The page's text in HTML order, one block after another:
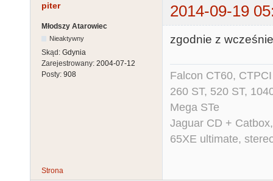
piter 2014-09-19
Młodszy Atarowiec
Nieaktywny
Skąd: Gdynia
Zarejestrowany: 2004-07-12
Posty: 908
zgodnie z
Falcon CT60,
260 ST, 520 ST,
Mega STe
Jaguar CD +
65XE ultimate,
Strona